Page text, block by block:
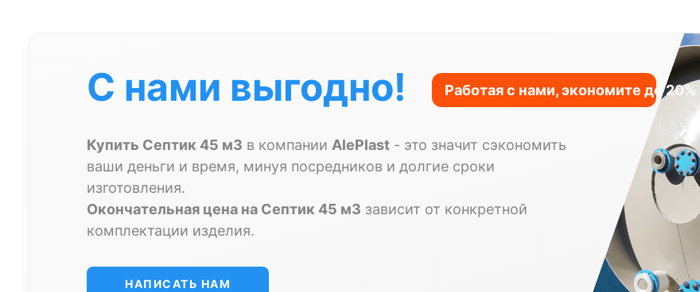
С нами выгодно!
Купить Септик 45 м3 в компании AlePlast - это значит сэкономить
ваши деньги и время, минуя посредников и долгие сроки
изготовления.
Окончательная цена на Септик 45 м3 зависит от конкретной
комплектации изделия.
НАПИСАТЬ НАМ